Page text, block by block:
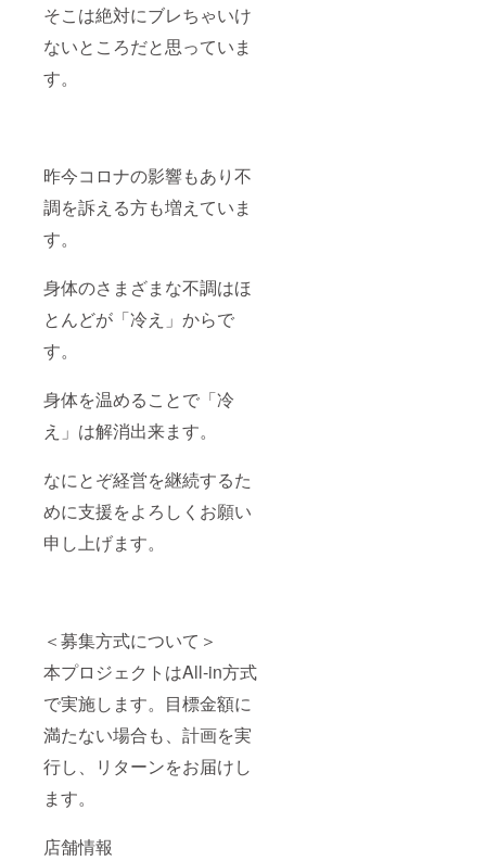
そこは絶対にブレちゃいけ
ないところだと思っていま
す。
昨今コロナの影響もあり不
調を訴える方も増えていま
す。
身体のさまざまな不調はほ
とんどが「冷え」からで
す。
身体を温めることで「冷
え」は解消出来ます。
なにとぞ経営を継続するた
めに支援をよろしくお願い
申し上げます。
＜募集方式について＞
本プロジェクトはAll-in方式
で実施します。目標金額に
満たない場合も、計画を実
行し、リターンをお届けし
ます。
店舗情報